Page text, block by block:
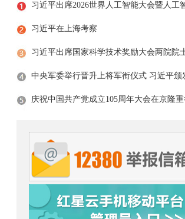
习近平在上海考察